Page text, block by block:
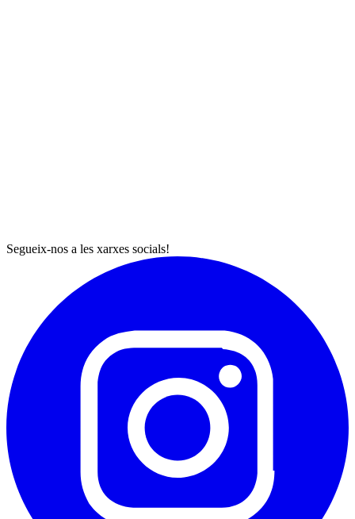
Segueix-nos a les xarxes socials!